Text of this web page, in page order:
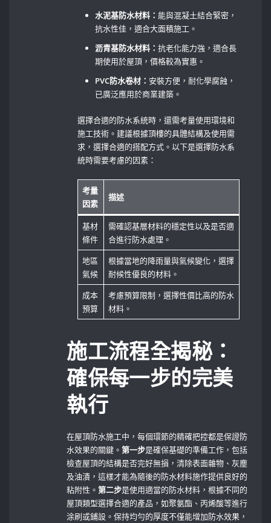
水泥基防水材料： 能與混凝土結合緊密，
抗水性佳，適合大面積施工。
沥青基防水材料：抗老化能力強，適合長
期使用於屋頂，價格較為實惠。
PVC防水卷材： 安裝方便，耐化學腐蝕，
已廣泛應用於商業建築。
選擇合適的防水系統時，還需考量使用環境和
施工技術。建議根據頂樓的具體結構及使用需
求，選擇合適的搭配方式。以下是選擇防水系
統時需要考慮的因素：
考量
因素
描述
基材
條件
需確認基層材料的穩定性以及是否適
合進行防水處理。
地區
氣候
根據當地的降雨量與氣候變化，選擇
耐候性優良的材料。
成本
預算
考慮預算限制，選擇性價比高的防水
材料。
施工流程全揭秘：
確保每一步的完美
執行
在屋頂防水施工中，每個環節的精確把控都是保證防
水效果的關鍵。第一步是確保基礎的準備工作，包括
檢查屋頂的結構是否完好無損，清除表面雜物、灰塵
及油漬，這樣才能為隨後的防水材料施作提供良好的
粘附性。第二步是使用適當的防水材料，根據不同的
屋頂類型選擇合適的產品，如聚氨酯、丙烯酸等進行
涂刷或鋪設。保持均勻的厚度不僅能增加防水效果，